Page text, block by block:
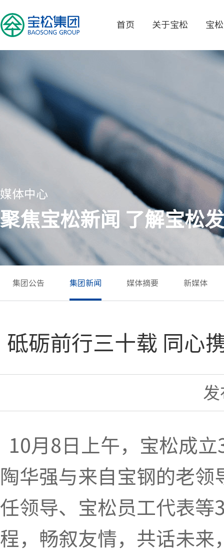
首页 关于宝松 宝
媒体中心
聚焦宝松新闻 了解宝松
集团公告 集团新闻 媒体摘要 新媒体
砥砺前行三十载 同心
10月8日上午，宝松成
陶华强与来自宝钢的老
任领导、宝松员工代表等
程，畅叙友情，共话未来